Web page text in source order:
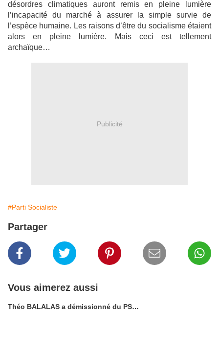
désordres climatiques auront remis en pleine lumière
l’incapacité du marché à assurer la simple survie de
l’espèce humaine. Les raisons d’être du socialisme étaient
alors en pleine lumière. Mais ceci est tellement
archaïque…
Publicité
#Parti Socialiste
Partager
Vous aimerez aussi
Théo BALALAS a démissionné du PS…